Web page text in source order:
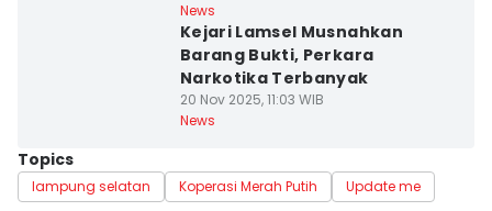
News
Kejari Lamsel Musnahkan
Barang Bukti, Perkara
Narkotika Terbanyak
20 Nov 2025, 11:03 WIB
News
Topics
lampung selatan Koperasi Merah Putih Update me